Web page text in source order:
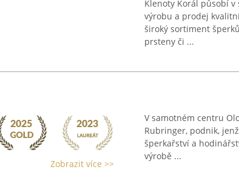
Klenoty Korál působí
výrobu a prodej
široký sortiment
prsteny či ...
Zobrazit více >>
V samotném centru
Rubringer, podnik,
šperkařství a
výrobě ...